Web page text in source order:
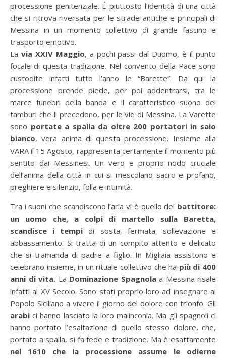
processione penitenziale. É piuttosto l’identità di una città
che si ritrova riversata per le strade antiche e principali di
Messina in un momento collettivo di grande fascino e
trasporto emotivo.
La via XXIV Maggio, a pochi passi dal Duomo, è il punto
focale di questa tradizione. Nel convento della Pace sono
custodite infatti tutto l’anno le “Barette”. Da qui la
processione prende piede, per poi addentrarsi, tra le
marce funebri della banda e il caratteristico suono dei
tamburi che li precedono, per le vie di Messina. La Varette
sono portate a spalla da oltre 200 portatori in saio
bianco, vera anima di questa processione. Insieme alla
VARA il 15 Agosto, rappresenta certamente il momento più
sentito dai Messinesi. Un vero e proprio nodo cruciale
dell’anima della città in cui si mescolano sacro e profano,
preghiere e silenzio, folla e intimità.
Tra i suoni che scandiscono l’aria vi è quello del battitore:
un uomo che, a colpi di martello sulla Baretta,
scandisce i tempi di sosta, fermata, sollevazione e
abbassamento. Si tratta di un compito attento e delicato
che si tramanda di padre a figlio. In Migliaia assistono e
celebrano insieme, in un rituale collettivo che ha più di 400
anni di vita. La Dominazione Spagnolaa Messina risale
infatti al XV Secolo. Sono stati proprio loro ad insegnare al
Popolo Siciliano a vivere il giorno del dolore con trionfo. Gli
arabi ci hanno lasciato la loro malinconia. Ma gli spagnoli ci
hanno portato l’esaltazione di quello stesso dolore, che,
portato a spalla, si fa fede e tradizione. Ma è esattamente
nel 1610 che la processione assume le odierne